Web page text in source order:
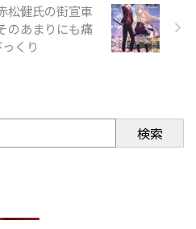
松健氏の街宣車
のあまりにも痛
くり
検索